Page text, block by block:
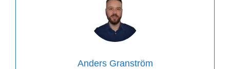
Anders Granström